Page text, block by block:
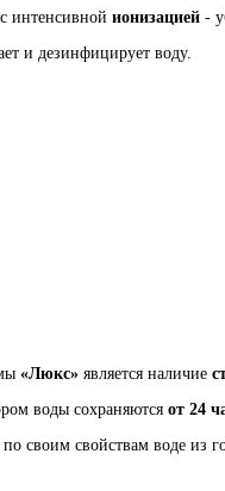
с интенсивной ионизацией -
и дезинфицирует воду.
«Люкс» является наличие
воды сохраняются от 24
своим свойствам воде из